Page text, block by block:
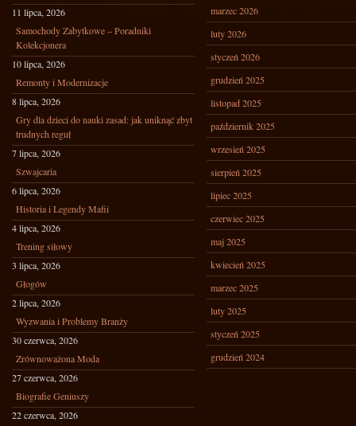
11 lipca, 2026
Samochody Zabytkowe – Poradniki
Kolekcjonera
10 lipca, 2026
Remonty i Modernizacje
8 lipca, 2026
Gry dla dzieci do nauki zasad: jak uniknąć zbyt
trudnych reguł
7 lipca, 2026
Szwajcaria
6 lipca, 2026
Historia i Legendy Mafii
4 lipca, 2026
Trening siłowy
3 lipca, 2026
Głogów
2 lipca, 2026
Wyzwania i Problemy Branży
30 czerwca, 2026
Zrównoważona Moda
27 czerwca, 2026
Biografie Geniuszy
22 czerwca, 2026
marzec 2026
luty 2026
styczeń 2026
grudzień 2025
listopad 2025
październik 2025
wrzesień 2025
sierpień 2025
lipiec 2025
czerwiec 2025
maj 2025
kwiecień 2025
marzec 2025
luty 2025
styczeń 2025
grudzień 2024